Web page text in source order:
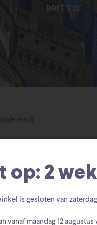
BRITTO
result
op: 2
is gesloten van zaterdag
vanaf maandag 12 augustus